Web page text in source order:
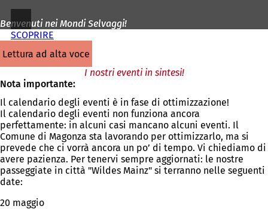
Benvenuti nei Mondi Selvaggi!
SCOPRIRE
lettura ad alta voce
I nostri eventi in sintesi!
Nota importante:
Il calendario degli eventi è in fase di ottimizzazione!
Il calendario degli eventi non funziona ancora
perfettamente: in alcuni casi mancano alcuni eventi. Il
Comune di Magonza sta lavorando per ottimizzarlo, ma si
prevede che ci vorrà ancora un po’ di tempo. Vi chiediamo di
avere pazienza. Per tenervi sempre aggiornati: le nostre
passeggiate in città "Wildes Mainz" si terranno nelle seguenti
date:
20 maggio